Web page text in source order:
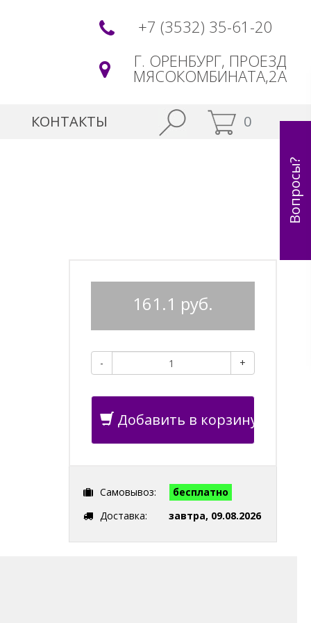
+7 (3532) 35-61-20
Г. ОРЕНБУРГ, ПРОЕЗД
МЯСОКОМБИНАТА,2А
КОНТАКТЫ 0
161.1 руб.
- +
Добавить в корзину
Самовывоз:
бесплатно
Доставка:
завтра, 09.08.2026
Вопросы?